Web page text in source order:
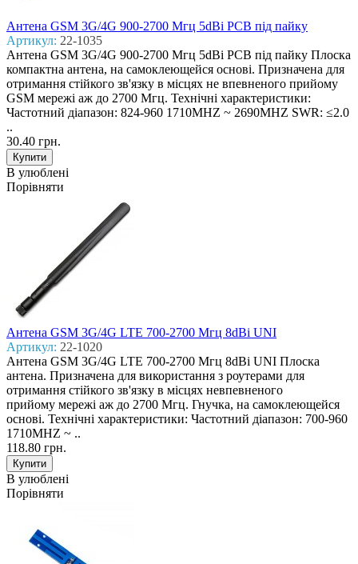
Антена GSM 3G/4G 900-2700 Mгц 5dBi PCB під пайку
Артикул: 22-1035
Антена GSM 3G/4G 900-2700 Mгц 5dBi PCB під пайку Плоска
компактна антена, на самоклеющейся основі. Призначена для
отримання стійкого зв'язку в місцях не впевненого прийому
GSM мережі аж до 2700 Мгц. Технічні характеристики:
Частотний діапазон: 824-960 1710MHZ ~ 2690MHZ SWR: ≤2.0
..
30.40 грн.
В улюблені
Порівняти
Антена GSM 3G/4G LTE 700-2700 Mгц 8dBi UNI
Артикул: 22-1020
Антена GSM 3G/4G LTE 700-2700 Mгц 8dBi UNI Плоска
антена. Призначена для використання з роутерами для
отримання стійкого зв'язку в місцях невпевненого
прийому мережі аж до 2700 Мгц. Гнучка, на самоклеющейся
основі. Технічні характеристики: Частотний діапазон: 700-960
1710MHZ ~ ..
118.80 грн.
В улюблені
Порівняти